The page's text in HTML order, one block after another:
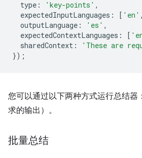
type : 'key-points' ,
expectedInputLanguages : [ 'en' ,
outputLanguage : 'es' ,
expectedContextLanguages : [
sharedContext :
'These are
});
您可以通过以下两种方式运行总结器
求的输出）。
批量总结